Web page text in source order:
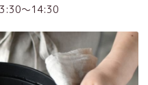
～14:30